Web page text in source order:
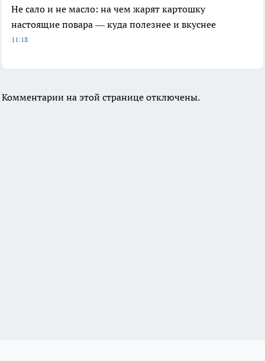
Не сало и не масло: на чем жарят картошку
настоящие повара — куда полезнее и вкуснее
11:18
Комментарии на этой странице отключены.